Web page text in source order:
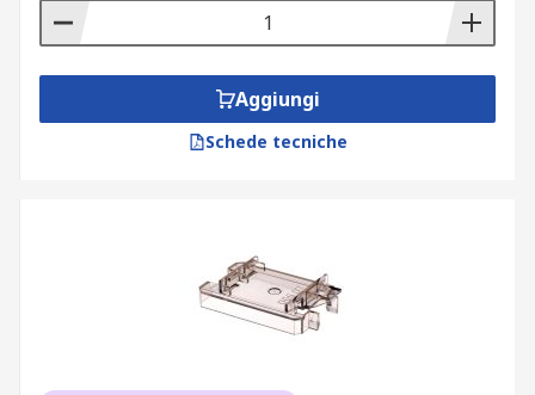
Aggiungi
Schede tecniche